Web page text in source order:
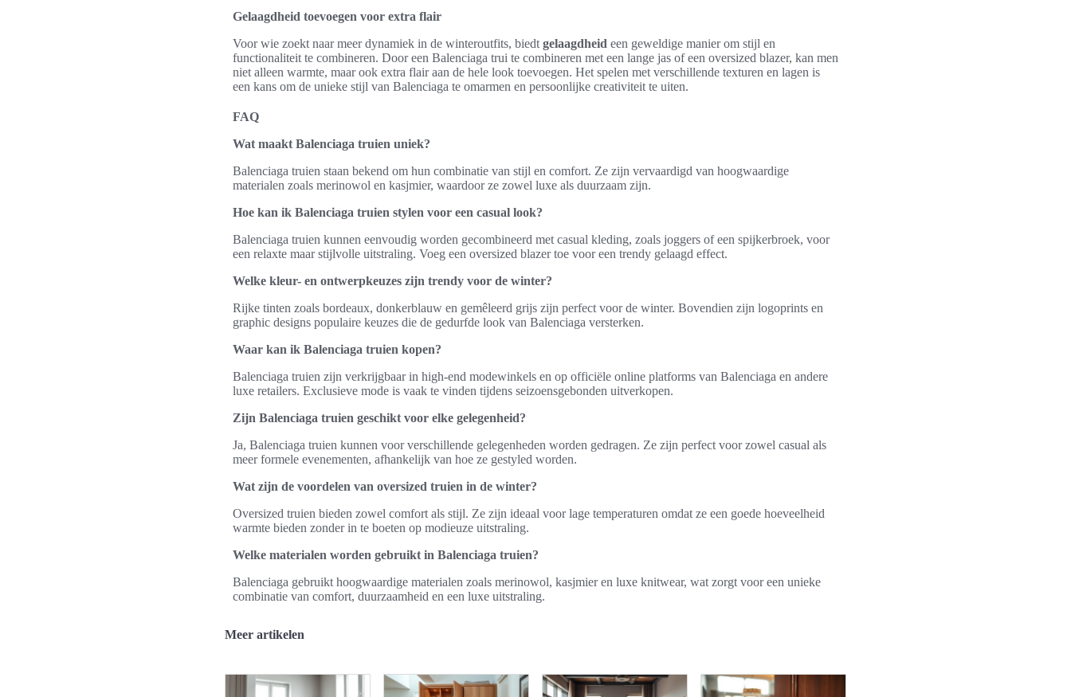
Gelaagdheid toevoegen voor extra flair
Voor wie zoekt naar meer dynamiek in de winteroutfits, biedt gelaagdheid een geweldige manier om stijl en
functionaliteit te combineren. Door een Balenciaga trui te combineren met een lange jas of een oversized blazer, kan men
niet alleen warmte, maar ook extra flair aan de hele look toevoegen. Het spelen met verschillende texturen en lagen is
een kans om de unieke stijl van Balenciaga te omarmen en persoonlijke creativiteit te uiten.
FAQ
Wat maakt Balenciaga truien uniek?
Balenciaga truien staan bekend om hun combinatie van stijl en comfort. Ze zijn vervaardigd van hoogwaardige
materialen zoals merinowol en kasjmier, waardoor ze zowel luxe als duurzaam zijn.
Hoe kan ik Balenciaga truien stylen voor een casual look?
Balenciaga truien kunnen eenvoudig worden gecombineerd met casual kleding, zoals joggers of een spijkerbroek, voor
een relaxte maar stijlvolle uitstraling. Voeg een oversized blazer toe voor een trendy gelaagd effect.
Welke kleur- en ontwerpkeuzes zijn trendy voor de winter?
Rijke tinten zoals bordeaux, donkerblauw en gemêleerd grijs zijn perfect voor de winter. Bovendien zijn logoprints en
graphic designs populaire keuzes die de gedurfde look van Balenciaga versterken.
Waar kan ik Balenciaga truien kopen?
Balenciaga truien zijn verkrijgbaar in high-end modewinkels en op officiële online platforms van Balenciaga en andere
luxe retailers. Exclusieve mode is vaak te vinden tijdens seizoensgebonden uitverkopen.
Zijn Balenciaga truien geschikt voor elke gelegenheid?
Ja, Balenciaga truien kunnen voor verschillende gelegenheden worden gedragen. Ze zijn perfect voor zowel casual als
meer formele evenementen, afhankelijk van hoe ze gestyled worden.
Wat zijn de voordelen van oversized truien in de winter?
Oversized truien bieden zowel comfort als stijl. Ze zijn ideaal voor lage temperaturen omdat ze een goede hoeveelheid
warmte bieden zonder in te boeten op modieuze uitstraling.
Welke materialen worden gebruikt in Balenciaga truien?
Balenciaga gebruikt hoogwaardige materialen zoals merinowol, kasjmier en luxe knitwear, wat zorgt voor een unieke
combinatie van comfort, duurzaamheid en een luxe uitstraling.
Meer artikelen